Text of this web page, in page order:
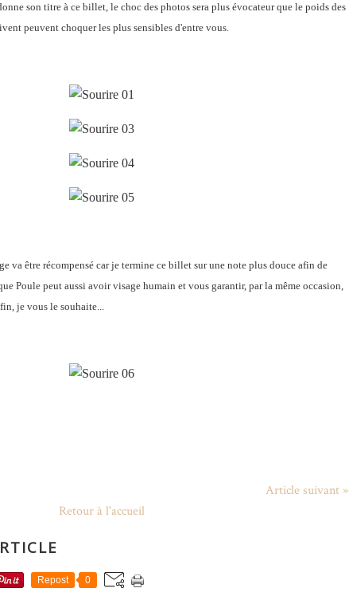
son titre à ce billet, le choc des photos sera plus évocateur que le poids des
peuvent choquer les plus sensibles d'entre vous.
va être récompensé car je termine ce billet sur une note plus douce afin de
Poule peut aussi avoir visage humain et vous garantir, par la même occasion,
je vous le souhaite...
Article suivant »
Retour à l'accueil
Repost 0